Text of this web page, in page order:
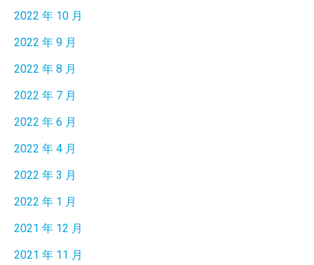
2022 年 10 月
2022 年 9 月
2022 年 8 月
2022 年 7 月
2022 年 6 月
2022 年 4 月
2022 年 3 月
2022 年 1 月
2021 年 12 月
2021 年 11 月